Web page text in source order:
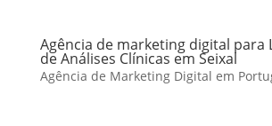
Agência de marketing digital para
de Análises Clínicas em Seixal
Agência de Marketing Digital em